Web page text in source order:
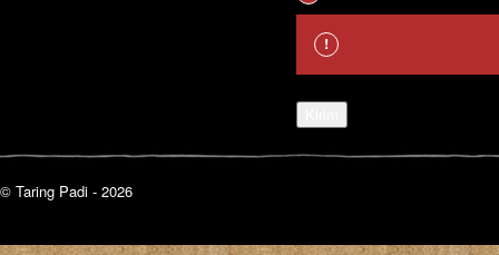
© Taring Padi - 2026